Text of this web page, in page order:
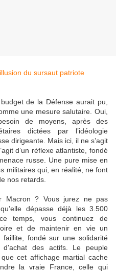
de la Défense aurait pu,
une mesure salutaire. Oui,
de moyens, après des
dictées par l’idéologie
dirigeante. Mais ici, il ne s’agit
d’un réflexe atlantiste, fondé
russe. Une pure mise en
militaires qui, en réalité, ne font
nos retards.
Macron ? Vous jurez ne pas
dépasse déjà les 3.500
temps, vous continuez de
et de maintenir en vie un
fondé sur une solidarité
des actifs. Le peuple
cet affichage martial cache
la vraie France, celle qui